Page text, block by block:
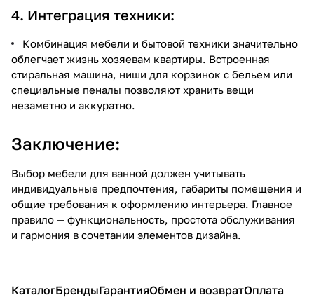
4. Интеграция техники:
Комбинация мебели и бытовой техники значительно
облегчает жизнь хозяевам квартиры. Встроенная
стиральная машина, ниши для корзинок с бельем или
специальные пеналы позволяют хранить вещи
незаметно и аккуратно.
Заключение:
Выбор мебели для ванной должен учитывать
индивидуальные предпочтения, габариты помещения и
общие требования к оформлению интерьера. Главное
правило — функциональность, простота обслуживания
и гармония в сочетании элементов дизайна.
КаталогБрендыГарантияОбмен и возвратОплата